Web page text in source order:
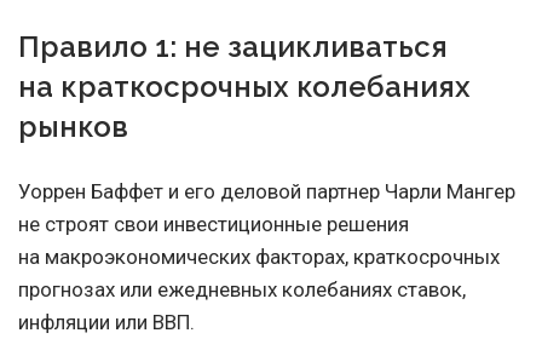
Правило 1: не зацикливаться
на краткосрочных колебаниях
рынков
Уоррен Баффет и его деловой партнер Чарли Мангер
не строят свои инвестиционные решения
на макроэкономических факторах, краткосрочных
прогнозах или ежедневных колебаниях ставок,
инфляции или ВВП.